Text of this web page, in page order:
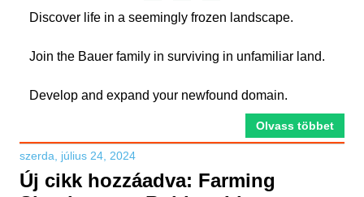
Discover life in a seemingly frozen landscape.
Join the Bauer family in surviving in unfamiliar land.
Develop and expand your newfound domain.
Olvass többet
szerda, július 24, 2024
Új cikk hozzáadva: Farming